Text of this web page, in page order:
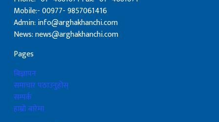
Mobile:- 00977- 9857061416
Admin: info@arghakhanchi.com
News: news@arghakhanchi.com
Pages
बिज्ञापन
समाचार पठाउनुहोस्
सम्पर्क
हाम्रो बारेमा